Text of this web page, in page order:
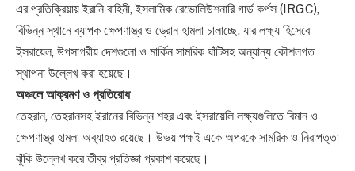
এর প্রতিক্রিয়ায় ইরানি বাহিনী, ইসলামিক রেভোলিউশনারি গার্ড কর্পস (IRGC),
বিভিন্ন স্থানে ব্যাপক ক্ষেপণাস্ত্র ও ড্রোন হামলা চালাচ্ছে, যার লক্ষ্য হিসেবে
ইসরায়েল, উপসাগরীয় দেশগুলো ও মার্কিন সামরিক ঘাঁটিসহ অন্যান্য কৌশলগত
স্থাপনা উল্লেখ করা হয়েছে।
অঞ্চলে আক্রমণ ও প্রতিরোধ
তেহরান, তেহরানসহ ইরানের বিভিন্ন শহর এবং ইসরায়েলি লক্ষ্যগুলিতে বিমান ও
ক্ষেপণাস্ত্র হামলা অব্যাহত রয়েছে। উভয় পক্ষই একে অপরকে সামরিক ও নিরাপত্তা
ঝুঁকি উল্লেখ করে তীব্র প্রতিজ্ঞা প্রকাশ করেছে।